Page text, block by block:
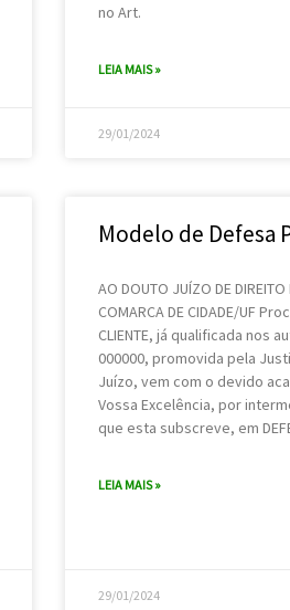
no Art.
LEIA MAIS »
29/01/2024
Modelo de Defesa
AO DOUTO JUÍZO DE DIREITO
COMARCA DE CIDADE/UF
CLIENTE, já qualificada nos
000000, promovida pela
Juízo, vem com o devido
Vossa Excelência, por
que esta subscreve, em
LEIA MAIS »
29/01/2024